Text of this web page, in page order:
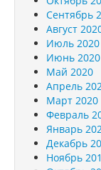
Сентябрь
Август
Июль 2020
Июнь 2020
Май 2020
Апрель
Март 2020
Февраль
Январь
Декабрь
Ноябрь